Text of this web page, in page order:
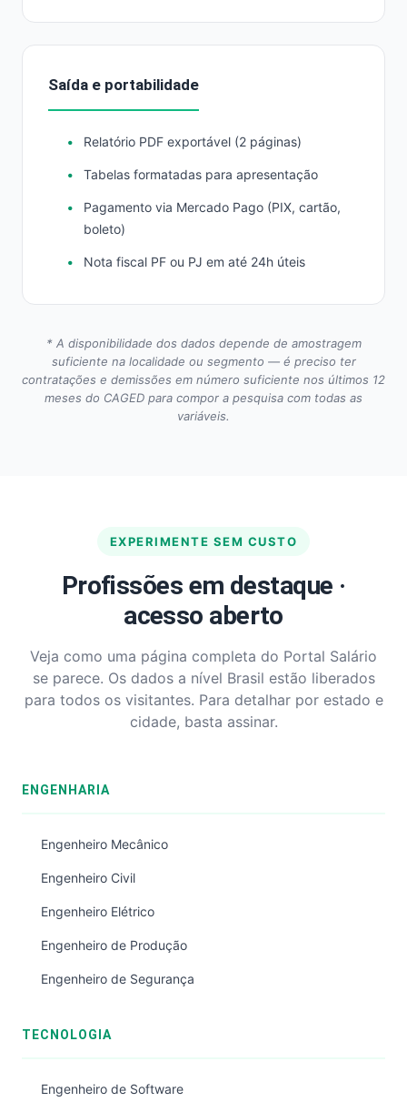
Saída e portabilidade
Relatório PDF exportável (2 páginas)
Tabelas formatadas para apresentação
Pagamento via Mercado Pago (PIX, cartão,
boleto)
Nota fiscal PF ou PJ em até 24h úteis
* A disponibilidade dos dados depende de amostragem
suficiente na localidade ou segmento — é preciso ter
contratações e demissões em número suficiente nos últimos 12
meses do CAGED para compor a pesquisa com todas as
variáveis.
EXPERIMENTE SEM CUSTO
Profissões em destaque ·
acesso aberto
Veja como uma página completa do Portal Salário
se parece. Os dados a nível Brasil estão liberados
para todos os visitantes. Para detalhar por estado e
cidade, basta assinar.
ENGENHARIA
Engenheiro Mecânico
Engenheiro Civil
Engenheiro Elétrico
Engenheiro de Produção
Engenheiro de Segurança
TECNOLOGIA
Engenheiro de Software